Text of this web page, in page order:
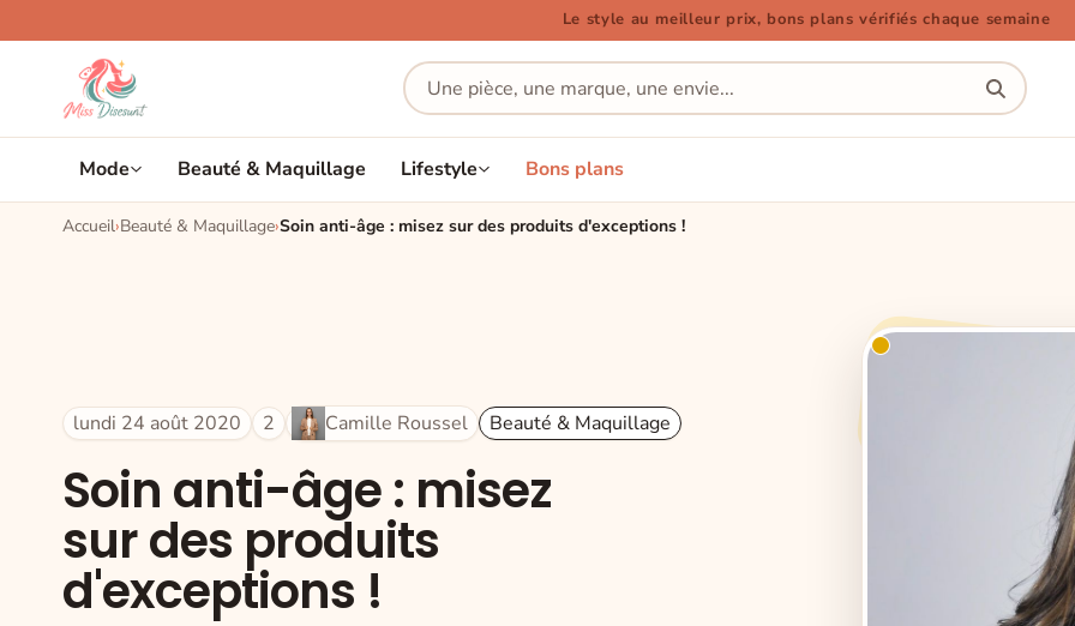
Le style au meilleur prix, bons plans vérifiés chaque semaine
Mode Beauté & Maquillage Lifestyle Bons plans
Accueil Beauté & Maquillage Soin anti-âge : misez sur des produits d'exceptions !
lundi 24 août 2020 2 Camille Roussel Beauté & Maquillage
Soin anti-âge : misez
sur des produits
d'exceptions !